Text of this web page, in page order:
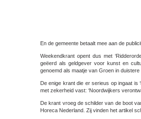
En de gemeente betaalt mee aan de
Weekendkrant opent dus met
geëerd als geldgever voor kunst en
genoemd als maatje van Groen in
De enige krant die er serieus op ingaat is
met zekerheid vast: ‘Noordwijkers
De krant vroeg de schilder van de boot
Horeca Nederland. Zij vinden het artikel